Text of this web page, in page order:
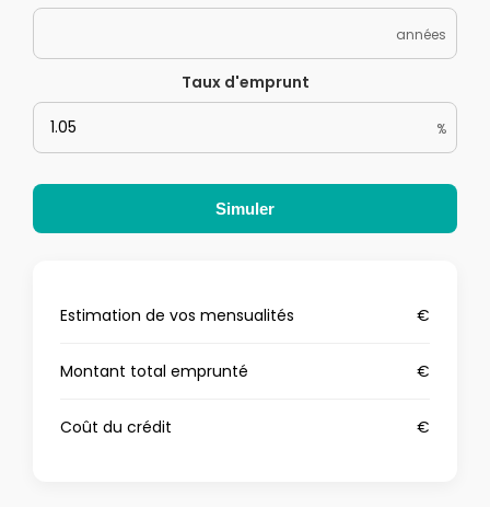
années
Taux d'emprunt
%
Simuler
Estimation de vos mensualités €
Montant total emprunté €
Coût du crédit €